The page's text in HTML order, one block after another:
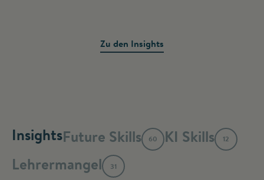
Zu den Insights
InsightsFuture Skills 60 KI Skills 12
Lehrermangel 31